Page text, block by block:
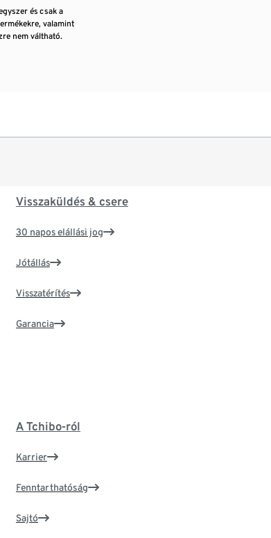
és csak a
valamint
nem váltható.
Visszaküldés & csere
30 napos elállási jog
Jótállás
Visszatérítés
Garancia
A Tchibo-ról
Karrier
Fenntarthatóság
Sajtó